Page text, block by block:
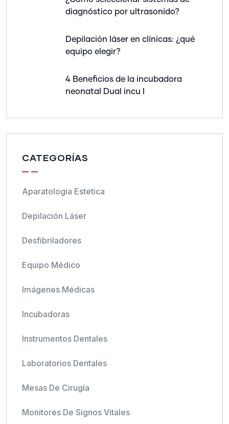
diagnóstico por ultrasonido?
Depilación láser en clínicas: ¿qué
equipo elegir?
4 Beneficios de la incubadora
neonatal Dual incu I
CATEGORÍAS
Aparatologia Estetica
Depilación Láser
Desfibriladores
Equipo Médico
Imágenes Médicas
Incubadoras
Instrumentos Dentales
Laboratorios Dentales
Mesas De Cirugía
Monitores De Signos Vitales